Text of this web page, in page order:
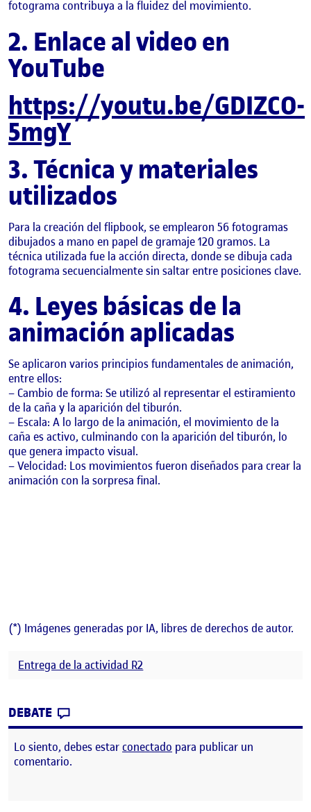
fotograma contribuya a la fluidez del movimiento.
2. Enlace al video en
YouTube
https://youtu.be/GDIZCO-
5mgY
3. Técnica y materiales
utilizados
Para la creación del flipbook, se emplearon 56 fotogramas
dibujados a mano en papel de gramaje 120 gramos. La
técnica utilizada fue la acción directa, donde se dibuja cada
fotograma secuencialmente sin saltar entre posiciones clave.
4. Leyes básicas de la
animación aplicadas
Se aplicaron varios principios fundamentales de animación,
entre ellos:
– Cambio de forma: Se utilizó al representar el estiramiento
de la caña y la aparición del tiburón.
– Escala: A lo largo de la animación, el movimiento de la
caña es activo, culminando con la aparición del tiburón, lo
que genera impacto visual.
– Velocidad: Los movimientos fueron diseñados para crear la
animación con la sorpresa final.
(*) Imágenes generadas por IA, libres de derechos de autor.
Entrega de la actividad R2
DEBATE
Lo siento, debes estarconectado para publicar un
comentario.